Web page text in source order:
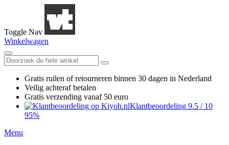
Toggle Nav
Winkelwagen
Gratis ruilen of retourneren binnen 30 dagen in Nederland
Veilig achteraf betalen
Gratis verzending vanaf 50 euro
Klantbeoordeling 9.5 / 10
95%
Menu